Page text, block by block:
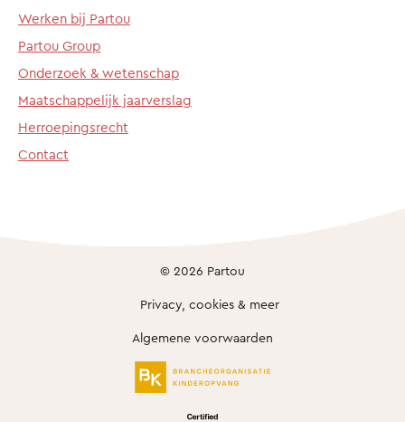
Werken bij Partou
Partou Group
Onderzoek & wetenschap
Maatschappelijk jaarverslag
Herroepingsrecht
Contact
© 2026 Partou
Privacy, cookies & meer
Algemene voorwaarden